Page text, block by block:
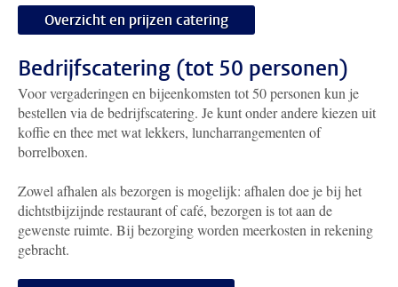
Overzicht en prijzen catering
Bedrijfscatering (tot 50 personen)
Voor vergaderingen en bijeenkomsten tot 50 personen kun je
bestellen via de bedrijfscatering. Je kunt onder andere kiezen uit
koffie en thee met wat lekkers, luncharrangementen of
borrelboxen.
Zowel afhalen als bezorgen is mogelijk: afhalen doe je bij het
dichtstbijzijnde restaurant of café, bezorgen is tot aan de
gewenste ruimte. Bij bezorging worden meerkosten in rekening
gebracht.